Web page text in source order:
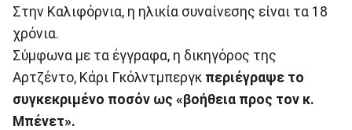
Στην Καλιφόρνια, η ηλικία συναίνεσης είναι τα 18
χρόνια.
Σύμφωνα με τα έγγραφα, η δικηγόρος της
Αρτζέντο, Κάρι Γκόλντμπεργκ περιέγραψε το
συγκεκριμένο ποσόν ως «βοήθεια προς τον κ.
Μπένετ».